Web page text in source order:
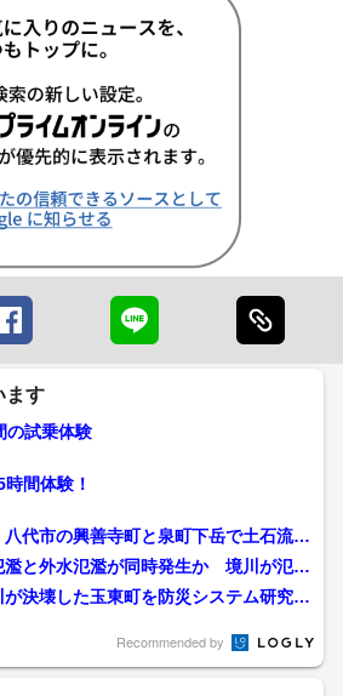
ます
の試乗体験
間体験！
八代市の興善寺町と泉町下岳で土石流が
か...
濫と外水氾濫が同時発生か 境川が氾濫
災シ...
が決壊した玉東町を防災システム研究所
Recommended by